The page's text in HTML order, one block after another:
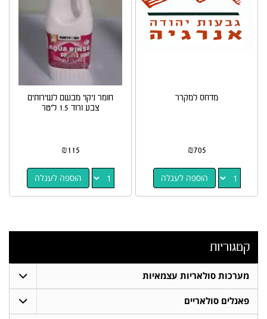
מדחס למקרר
₪705
הוספה לעגלה
חומר ניקוי מבשם לשירותים
צבע ורוד 1.5 ליטר
₪115
הוספה לעגלה
קטגוריות
מערכות סולאריות עצמאיות
פאנלים סולאריים